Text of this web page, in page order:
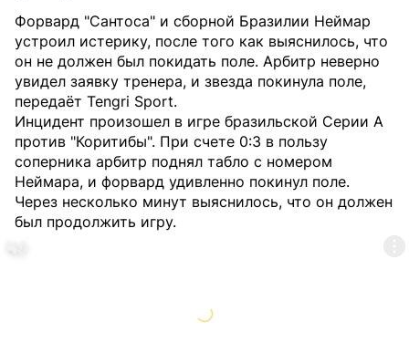
Форвард "Сантоса" и сборной Бразилии Неймар
устроил истерику, после того как выяснилось, что
он не должен был покидать поле. Арбитр неверно
увидел заявку тренера, и звезда покинула поле,
передаёт Tengri Sport.
Инцидент произошел в игре бразильской Серии А
против "Коритибы". При счете 0:3 в пользу
соперника арбитр поднял табло с номером
Неймара, и форвард удивленно покинул поле.
Через несколько минут выяснилось, что он должен
был продолжить игру.